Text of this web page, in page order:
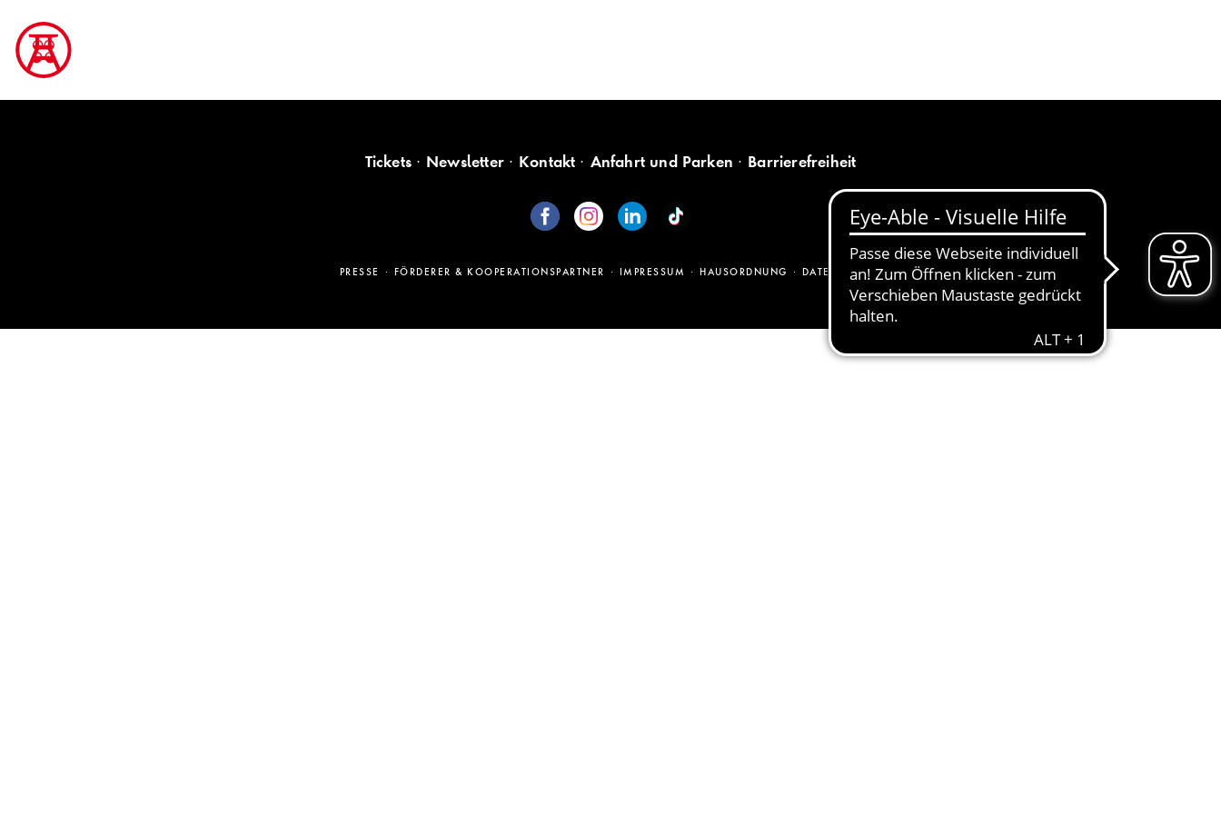
Tickets Newsletter Kontakt Anfahrt und Parken Barrierefreiheit
PRESSE FÖRDERER & KOOPERATIONSPARTNER IMPRESSUM HAUSORDNUNG DATENSCHUTZ